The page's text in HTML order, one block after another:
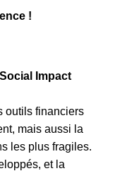
!
Impact
outils financiers
mais aussi la
les plus fragiles.
et la